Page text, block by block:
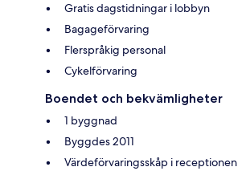
Gratis dagstidningar i lobbyn
Bagageförvaring
Flerspråkig personal
Cykelförvaring
Boendet och bekvämligheter
1 byggnad
Byggdes 2011
Värdeförvaringsskåp i receptionen